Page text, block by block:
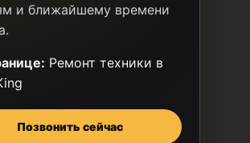
и ближайшему времени
Ремонт техники в
Позвонить сейчас